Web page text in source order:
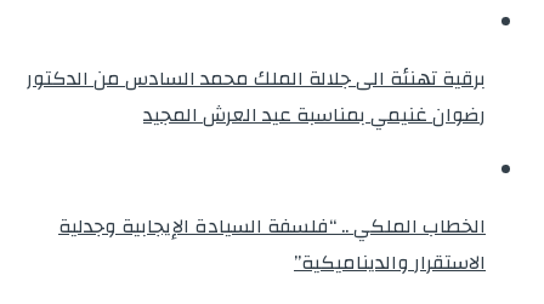
برقية تهنئة الى جلالة الملك محمد السادس من الدكتور
رضوان غنيمي بمناسبة عيد العرش المجيد
الخطاب الملكي .. “فلسفة السيادة الإيجابية وجدلية
الاستقرار والديناميكية”